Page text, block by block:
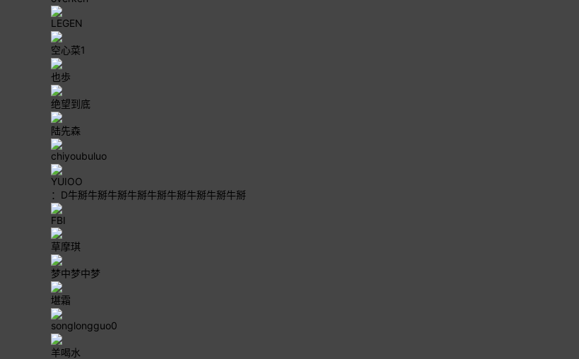
LEGEN
空心菜1
也歩
绝望到底
陆先森
chiyoubuluo
YUIOO
：D牛掰牛掰牛掰牛掰牛掰牛掰牛掰牛掰牛掰
FBI
草摩琪
梦中梦中梦
堪霜
songlongguo0
羊喝水